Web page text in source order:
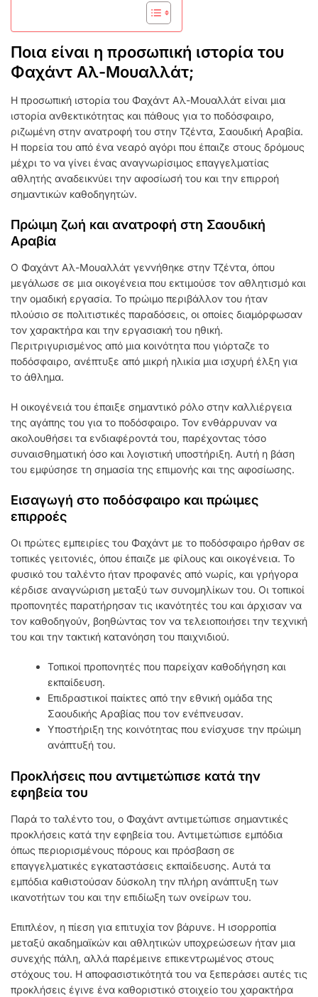
Ποια είναι η προσωπική ιστορία του
Φαχάντ Αλ-Μουαλλάτ;
Η προσωπική ιστορία του Φαχάντ Αλ-Μουαλλάτ είναι μια
ιστορία ανθεκτικότητας και πάθους για το ποδόσφαιρο,
ριζωμένη στην ανατροφή του στην Τζέντα, Σαουδική Αραβία.
Η πορεία του από ένα νεαρό αγόρι που έπαιζε στους δρόμους
μέχρι το να γίνει ένας αναγνωρίσιμος επαγγελματίας
αθλητής αναδεικνύει την αφοσίωσή του και την επιρροή
σημαντικών καθοδηγητών.
Πρώιμη ζωή και ανατροφή στη Σαουδική
Αραβία
Ο Φαχάντ Αλ-Μουαλλάτ γεννήθηκε στην Τζέντα, όπου
μεγάλωσε σε μια οικογένεια που εκτιμούσε τον αθλητισμό και
την ομαδική εργασία. Το πρώιμο περιβάλλον του ήταν
πλούσιο σε πολιτιστικές παραδόσεις, οι οποίες διαμόρφωσαν
τον χαρακτήρα και την εργασιακή του ηθική.
Περιτριγυρισμένος από μια κοινότητα που γιόρταζε το
ποδόσφαιρο, ανέπτυξε από μικρή ηλικία μια ισχυρή έλξη για
το άθλημα.
Η οικογένειά του έπαιξε σημαντικό ρόλο στην καλλιέργεια
της αγάπης του για το ποδόσφαιρο. Τον ενθάρρυναν να
ακολουθήσει τα ενδιαφέροντά του, παρέχοντας τόσο
συναισθηματική όσο και λογιστική υποστήριξη. Αυτή η βάση
του εμφύσησε τη σημασία της επιμονής και της αφοσίωσης.
Εισαγωγή στο ποδόσφαιρο και πρώιμες
επιρροές
Οι πρώτες εμπειρίες του Φαχάντ με το ποδόσφαιρο ήρθαν σε
τοπικές γειτονιές, όπου έπαιζε με φίλους και οικογένεια. Το
φυσικό του ταλέντο ήταν προφανές από νωρίς, και γρήγορα
κέρδισε αναγνώριση μεταξύ των συνομηλίκων του. Οι τοπικοί
προπονητές παρατήρησαν τις ικανότητές του και άρχισαν να
τον καθοδηγούν, βοηθώντας τον να τελειοποιήσει την τεχνική
του και την τακτική κατανόηση του παιχνιδιού.
Τοπικοί προπονητές που παρείχαν καθοδήγηση και
εκπαίδευση.
Επιδραστικοί παίκτες από την εθνική ομάδα της
Σαουδικής Αραβίας που τον ενέπνευσαν.
Υποστήριξη της κοινότητας που ενίσχυσε την πρώιμη
ανάπτυξή του.
Προκλήσεις που αντιμετώπισε κατά την
εφηβεία του
Παρά το ταλέντο του, ο Φαχάντ αντιμετώπισε σημαντικές
προκλήσεις κατά την εφηβεία του. Αντιμετώπισε εμπόδια
όπως περιορισμένους πόρους και πρόσβαση σε
επαγγελματικές εγκαταστάσεις εκπαίδευσης. Αυτά τα
εμπόδια καθιστούσαν δύσκολη την πλήρη ανάπτυξη των
ικανοτήτων του και την επιδίωξη των ονείρων του.
Επιπλέον, η πίεση για επιτυχία τον βάρυνε. Η ισορροπία
μεταξύ ακαδημαϊκών και αθλητικών υποχρεώσεων ήταν μια
συνεχής πάλη, αλλά παρέμεινε επικεντρωμένος στους
στόχους του. Η αποφασιστικότητά του να ξεπεράσει αυτές τις
προκλήσεις έγινε ένα καθοριστικό στοιχείο του χαρακτήρα